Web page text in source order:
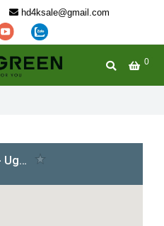
hd4ksale@gmail.com
0